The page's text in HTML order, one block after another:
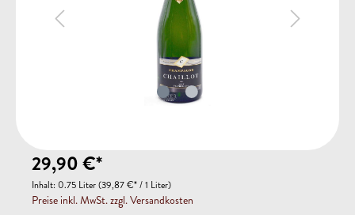
29,90 €*
Inhalt: 0.75 Liter(39,87 €* / 1 Liter)
Preise inkl. MwSt. zzgl. Versandkosten